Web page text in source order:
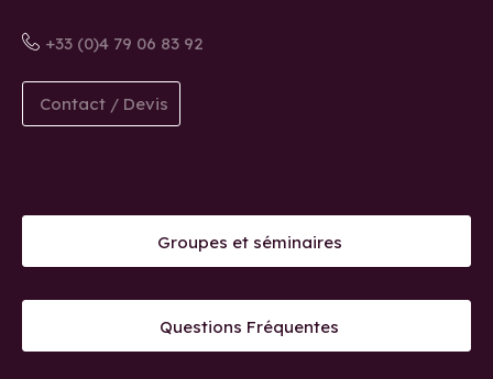
+33 (0)4 79 06 83 92
Contact / Devis
Groupes et séminaires
Questions Fréquentes